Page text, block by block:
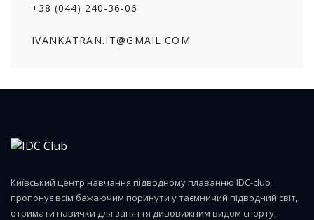
+38 (044) 240-36-06
IVANKATRAN.IT@GMAIL.COM
Київський центр навчання підводному плаванню IDC-club
пропонує всім бажаючим поринути у таємничий підводний світ,
отримати навички для заняття дивовижним видом спорту,